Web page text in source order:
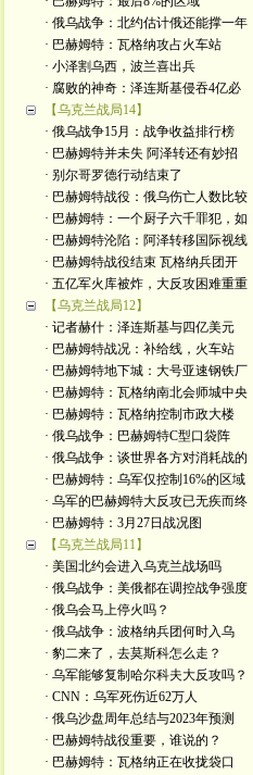
· 俄乌战争：北约估计俄还能撑一年
· 巴赫姆特：瓦格纳攻占火车站
· 小泽割乌西，波兰喜出兵
· 腐败的神奇：泽连斯基侵吞4亿必
【乌克兰战局14】
· 俄乌战争15月：战争收益排行榜
· 巴赫姆特并未失 阿泽转还有妙招
· 别尔哥罗德行动结束了
· 巴赫姆特战役：俄乌伤亡人数比较
· 巴赫姆特：一个厨子六千罪犯，如
· 巴赫姆特沦陷：阿泽转移国际视线
· 巴赫姆特战役结束 瓦格纳兵团开
· 五亿军火库被炸，大反攻困难重重
【乌克兰战局12】
· 记者赫什：泽连斯基与四亿美元
· 巴赫姆特战况：补给线，火车站
· 巴赫姆特地下城：大号亚速钢铁厂
· 巴赫姆特：瓦格纳南北会师城中央
· 巴赫姆特：瓦格纳控制市政大楼
· 俄乌战争：巴赫姆特C型口袋阵
· 俄乌战争：谈世界各方对消耗战的
· 巴赫姆特：乌军仅控制16%的区域
· 乌军的巴赫姆特大反攻已无疾而终
· 巴赫姆特：3月27日战况图
【乌克兰战局11】
· 美国北约会进入乌克兰战场吗
· 俄乌战争：美俄都在调控战争强度
· 俄乌会马上停火吗？
· 俄乌战争：波格纳兵团何时入乌
· 豹二来了，去莫斯科怎么走？
· 乌军能够复制哈尔科夫大反攻吗？
· CNN：乌军死伤近62万人
· 俄乌沙盘周年总结与2023年预测
· 巴赫姆特战役重要，谁说的？
· 巴赫姆特：瓦格纳正在收拢袋口